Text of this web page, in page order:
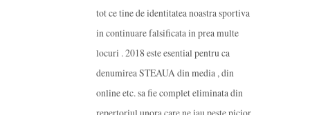
tot ce tine de identitatea noastra sportiva
in continuare falsificata in prea multe
locuri . 2018 este esential pentru ca
denumirea STEAUA din media , din
online etc. sa fie complet eliminata din